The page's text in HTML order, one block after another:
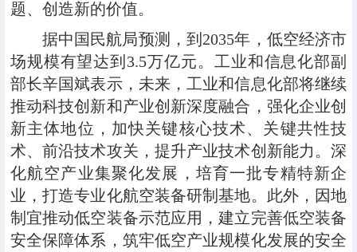
题、创造新的价值。
据中国民航局预测，到2035年，低空经济市
场规模有望达到3.5万亿元。工业和信息化部副
部长辛国斌表示，未来，工业和信息化部将继续
推动科技创新和产业创新深度融合，强化企业创
新主体地位，加快关键核心技术、关键共性技
术、前沿技术攻关，提升产业技术创新能力。深
化航空产业集聚化发展，培育一批专精特新企
业，打造专业化航空装备研制基地。此外，因地
制宜推动低空装备示范应用，建立完善低空装备
安全保障体系，筑牢低空产业规模化发展的安全